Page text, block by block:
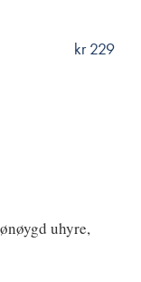
kr 229
uhyre,